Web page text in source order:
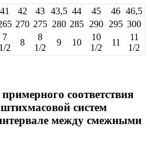
41 42 43 43,5 44 45 46 46,5
270 275 280 285 290 295 300
7
1/2
8
8
1/2
9 10
10
1/2
11
11
1/2
соответствия
систем
между смежными